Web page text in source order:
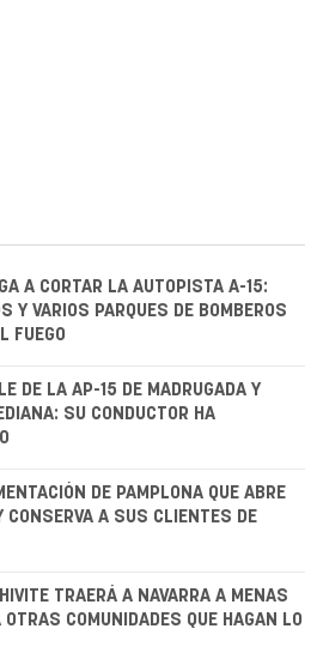
A CORTAR LA AUTOPISTA A-15:
Y VARIOS PARQUES DE BOMBEROS
FUEGO
DE LA AP-15 DE MADRUGADA Y
SU CONDUCTOR HA
DE PAMPLONA QUE ABRE
CONSERVA A SUS CLIENTES DE
TRAERÁ A NAVARRA A MENAS
OTRAS COMUNIDADES QUE HAGAN LO